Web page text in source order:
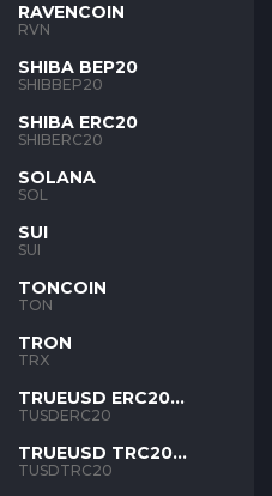
RAVENCOIN
RVN
SHIBA BEP20
SHIBBEP20
SHIBA ERC20
SHIBERC20
SOLANA
SOL
SUI
SUI
TONCOIN
TON
TRON
TRX
TRUEUSD ERC20
TUSD
TUSDERC20
TRUEUSD TRC20
TUSD
TUSDTRC20